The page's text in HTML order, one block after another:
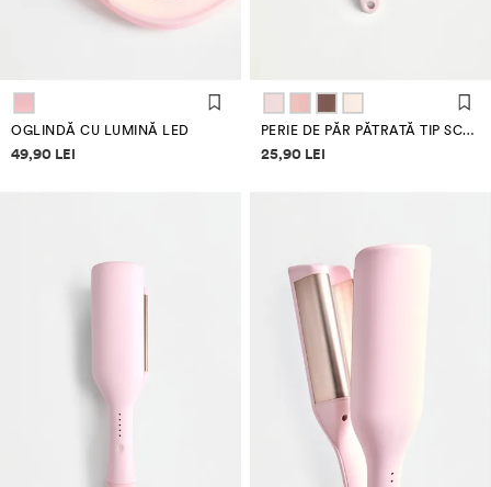
OGLINDĂ CU LUMINĂ LED
Informații despre prețuri
49,90 LEI
PERIE DE PĂR PĂTRATĂ TIP SCHELET
Informații despre prețuri
25,90 LEI